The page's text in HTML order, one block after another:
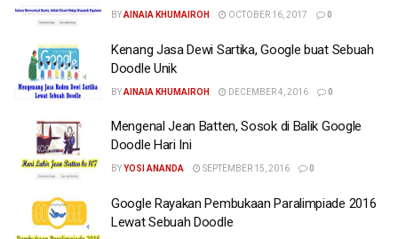
BYAINAIA KHUMAIROH OCTOBER 16, 2017 0
Kenang Jasa Dewi Sartika, Google buat Sebuah
Doodle Unik
BYAINAIA KHUMAIROH DECEMBER 4, 2016 0
Mengenal Jean Batten, Sosok di Balik Google
Doodle Hari Ini
BYYOSI ANANDA SEPTEMBER 15, 2016 0
Google Rayakan Pembukaan Paralimpiade 2016
Lewat Sebuah Doodle